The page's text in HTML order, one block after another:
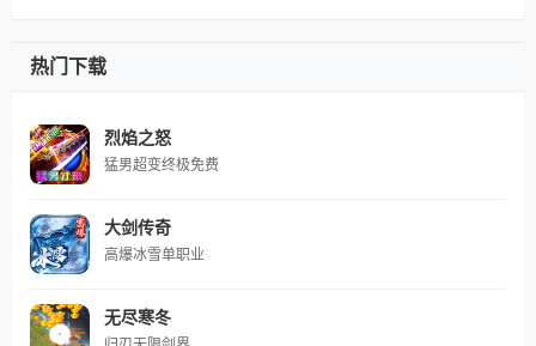
热门下载
烈焰之怒
猛男超变终极免费
大剑传奇
高爆冰雪单职业
无尽寒冬